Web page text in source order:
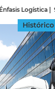
Logística |
Histórico